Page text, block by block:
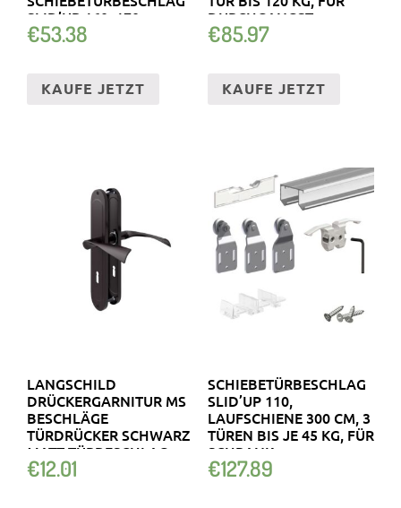
LID’UP 160, 170,
€53.38
KAUFE JETZT
DURCHGANGST
€85.97
KAUFE JETZT
LANGSCHILD
DRÜCKERGARNITUR MS
BESCHLÄGE
TÜRDRÜCKER SCHWARZ
MATT TÜRBESCHLAG
€12.01
SCHIEBETÜRBESCHLAG
SLID’UP 110,
LAUFSCHIENE 300 CM, 3
TÜREN BIS JE 45 KG, FÜR
SCHRANK
€127.89